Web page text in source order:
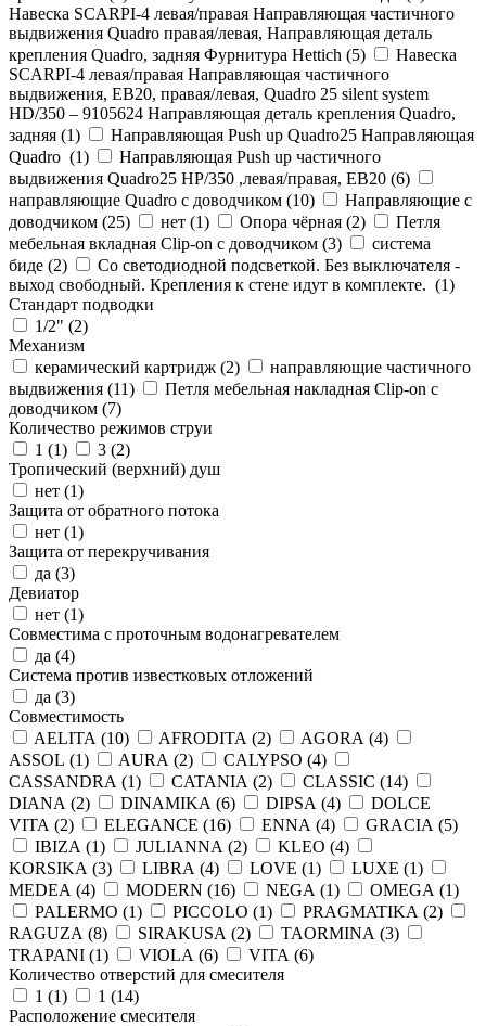
Навеска SCARPI-4 левая/правая Направляющая частичного
выдвижения Quadro правая/левая, Направляющая деталь
крепления Quadro, задняя Фурнитура Hettich (5)
Навеска
SCARPI-4 левая/правая Направляющая частичного
выдвижения, ЕВ20, правая/левая, Quadro 25 silent system
HD/350 – 9105624 Направляющая деталь крепления Quadro,
задняя (1)
Направляющая Push up Quadro25 Направляющая
Quadro (1)
Направляющая Push up частичного
выдвижения Quadro25 НР/350 ,левая/правая, ЕВ20 (6)
направляющие Quadro с доводчиком (10)
Направляющие с
доводчиком (25) нет (1) Опора чёрная (2)
Петля
мебельная вкладная Clip-on с доводчиком (3)
система
биде (2)
Со светодиодной подсветкой. Без выключателя -
выход свободный. Крепления к стене идут в комплекте. (1)
Стандарт подводки
1/2" (2)
Механизм
керамический картридж (2)
направляющие частичного
выдвижения (11)
Петля мебельная накладная Clip-on с
доводчиком (7)
Количество режимов струи
1 (1) 3 (2)
Тропический (верхний) душ
нет (1)
Защита от обратного потока
нет (1)
Защита от перекручивания
да (3)
Девиатор
нет (1)
Совместима с проточным водонагревателем
да (4)
Система против известковых отложений
да (3)
Совместимость
AELITA (10) AFRODITA (2) AGORA (4)
ASSOL (1) AURA (2) CALYPSO (4)
CASSANDRA (1) CATANIA (2) CLASSIC (14)
DIANA (2) DINAMIKA (6) DIPSA (4)
DOLCE
VITA (2) ELEGANCE (16) ENNA (4) GRACIA (5)
IBIZA (1) JULIANNA (2) KLEO (4)
KORSIKA (3) LIBRA (4) LOVE (1) LUXE (1)
MEDEA (4) MODERN (16) NEGA (1) OMEGA (1)
PALERMO (1) PICCOLO (1) PRAGMATIKA (2)
RAGUZA (8) SIRAKUSA (2) TAORMINA (3)
TRAPANI (1) VIOLA (6) VITA (6)
Количество отверстий для смесителя
1 (1) 1 (14)
Расположение смесителя